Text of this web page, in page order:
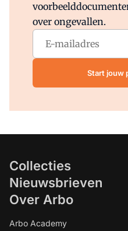
over ongevallen.
Start jouw
Collecties
Nieuwsbrieven
Over Arbo
Arbo Academy